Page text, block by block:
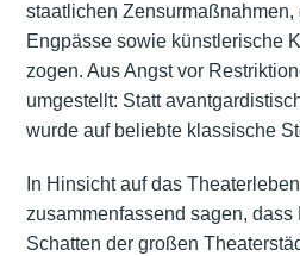
staatlichen
Engpässe sowie künstlerische
zogen. Aus Angst vor
umgestellt: Statt
wurde auf beliebte klassische
In Hinsicht auf das
zusammenfassend sagen,
Schatten der großen